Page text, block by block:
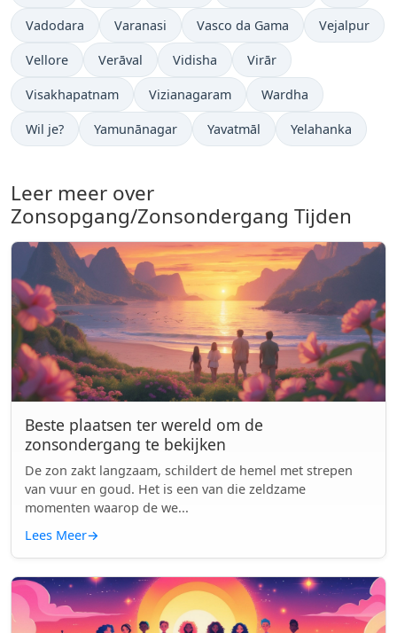
Vadodara Varanasi Vasco da Gama Vejalpur
Vellore Verāval Vidisha Virār
Visakhapatnam Vizianagaram Wardha
Wil je? Yamunānagar Yavatmāl Yelahanka
Leer meer over
Zonsopgang/Zonsondergang Tijden
Beste plaatsen ter wereld om de
zonsondergang te bekijken
De zon zakt langzaam, schildert de hemel met strepen
van vuur en goud. Het is een van die zeldzame
momenten waarop de we...
Lees Meer→